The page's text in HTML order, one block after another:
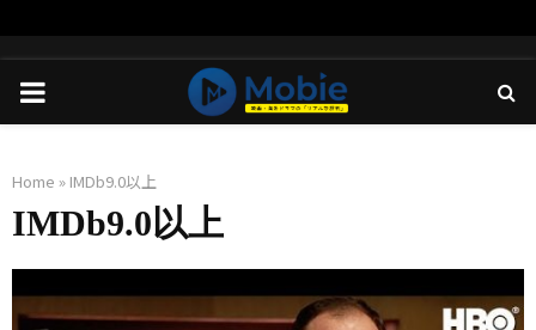
PRIMARY
Home » IMDb9.0以上
IMDb9.0以上